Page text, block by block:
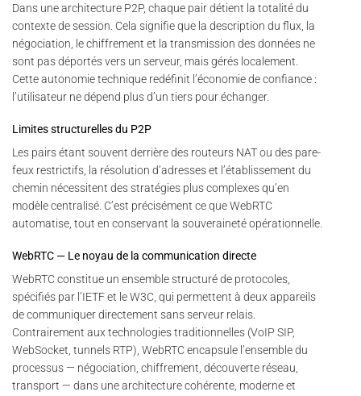
Dans une architecture P2P, chaque pair détient la totalité du
contexte de session. Cela signifie que la description du flux, la
négociation, le chiffrement et la transmission des données ne
sont pas déportés vers un serveur, mais gérés localement.
Cette autonomie technique redéfinit l’économie de confiance :
l’utilisateur ne dépend plus d’un tiers pour échanger.
Limites structurelles du P2P
Les pairs étant souvent derrière des routeurs NAT ou des pare-
feux restrictifs, la résolution d’adresses et l’établissement du
chemin nécessitent des stratégies plus complexes qu’en
modèle centralisé. C’est précisément ce que WebRTC
automatise, tout en conservant la souveraineté opérationnelle.
WebRTC — Le noyau de la communication directe
WebRTC constitue un ensemble structuré de protocoles,
spécifiés par l’IETF et le W3C, qui permettent à deux appareils
de communiquer directement sans serveur relais.
Contrairement aux technologies traditionnelles (VoIP SIP,
WebSocket, tunnels RTP), WebRTC encapsule l’ensemble du
processus — négociation, chiffrement, découverte réseau,
transport — dans une architecture cohérente, moderne et